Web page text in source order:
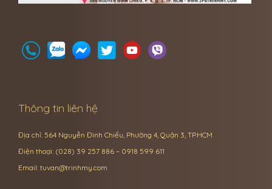
Thông tin liên hệ
Địa chỉ: 564 Nguyễn Đình Chiểu, Phường 4, Quận 3, TP.HCM
Điện thoại: (028) 39 257 886 – 0918 599 611
Email: tuvan@trinhmy.com